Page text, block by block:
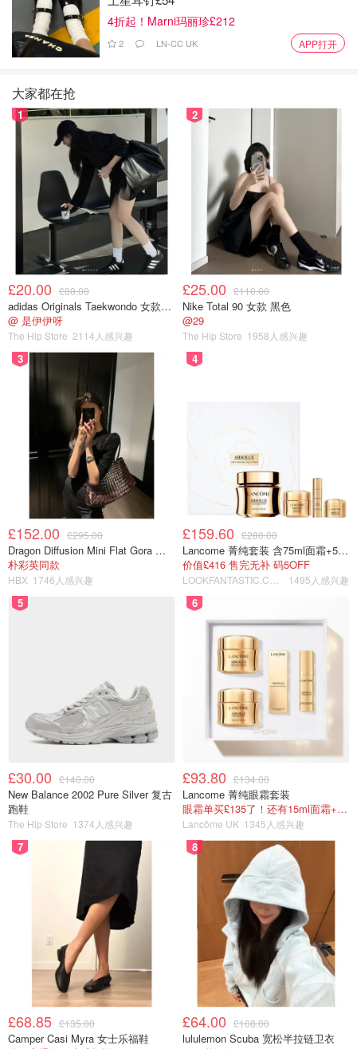
庭的能源账单从明年 4 月起减少 150 英镑
13:30 电动车将被征收新的行驶税
财政大臣宣布了一项针对电动车的新行驶税。她解释说：
“这项费用将与车辆消费税（Vehicle Excise Duty）一起按
年征收， 对电动车每英里收取 3 便士
每英里收取 1.5 便士。”里夫斯表示，这将使政府能够将英
格兰的道路维护资金翻倍，并额外提供 2 亿英镑用于电动车
充电桩的铺设。
英国政府拟发6.5亿镑电动汽车补助
金！最高可享3750镑补贴，申请方式
揭秘~
想吃妹妹的甜甜圈
13:39 员工养老金缴纳设上限2000镑，2029年
实行！
财政大臣瑞秋·里夫斯宣布对薪资牺牲计划（salary
sacrifice，指员工放弃一部分工资，由雇主将相同金额直接
缴入员工的养老金账户）设立2,000英镑的上限。
额的养老金贡献将与其他员工养老金贡献一样，按常规方式
里夫斯称此举为“务实的步骤”，并表示这一变化将于
2029年生效。
13:33 “豪宅税”计划将对超200万英镑房产征
税！
瑞秋·里夫斯宣布了一项新的“豪宅税”计划，适用于英格兰地
区的高价值房产。
超过2百万英镑的房产每年收取2,500英镑
超过5百万英镑的房产则为7,500英镑
里夫斯表示，这项新税将由房产所有者支付，并与地方税一
同征收。预计到2031年，该税种将为政府筹集超过4亿英镑
的收入，征税对象将覆盖不到1%的最顶层房产。
工党拟在英国推行“豪宅税”？200万英
镑门槛引发楼市震荡，房主买家都慌
了！
13:29 预计2025年GDP将增长1.5%
英国预算责任办公室（OBR）下调了未来几年的经济增长
预期。尽管预计2025年GDP将增长1.5%，超过此前预计的
1%，但之后的增长预期普遍下调。 2026年经济增速预计为
，低于3月时预测的1.9%； 2027年为1.6%，低于
1.8%； 2028年预计增长1.5% ，低于此前的1.7%；
预计增长1.5%，也低于此前的1.8%。财政大臣瑞秋·里夫斯
4折起！Marni玛丽珍£212
2 LN-CC UK APP打开
大家都在抢
1
£20.00 £80.00
adidas Originals Taekwondo 女款黑色运动鞋
@ 是伊伊呀
The Hip Store 2114人感兴趣
2
£25.00 £110.00
Nike Total 90 女款 黑色
@29
The Hip Store 1958人感兴趣
3
£152.00 £295.00
Dragon Diffusion Mini Flat Gora 深棕色手提包
朴彩英同款
HBX 1746人感兴趣
4
£159.60 £280.00
Lancome 菁纯套装 含75ml面霜+5ml精华+5ml眼霜
价值£416 售完无补 码5OFF
1495人感兴趣
5
£30.00 £140.00
New Balance 2002 Pure Silver 复古
跑鞋
The Hip Store 1374人感兴趣
6
£93.80 £134.00
Lancome 菁纯眼霜套装
眼霜单买£135了！还有15ml面霜+5ml精华~！
Lancôme UK 1345人感兴趣
7
£68.85 £135.00
Camper Casi Myra 女士乐福鞋
8
£64.00 £108.00
lululemon Scuba 宽松半拉链卫衣